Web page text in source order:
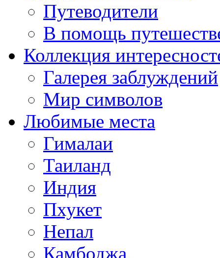
Путеводители
В помощь
Коллекция
Галерея заблуждений
Мир символов
Любимые места
Гималаи
Таиланд
Индия
Пхукет
Непал
Камбоджа